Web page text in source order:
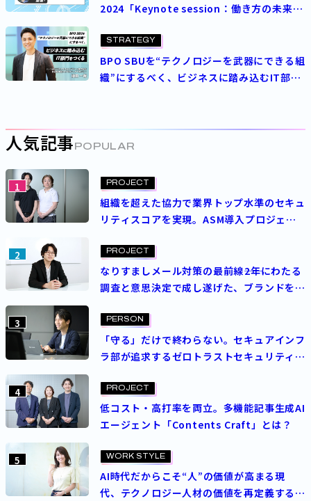
2024「Keynote session：働き方の未来を
STRATEGY
BPO SBUを“テクノロジーを武器にできる組
織”にするべく、ビジネスに踏み込むIT部門
人気記事 POPULAR
1 PROJECT
組織を超えた協力で業界トップ水準のセキュ
リティスコアを実現。ASM導入プロジェク
2 PROJECT
なりすましメール対策の最前線――2年にわたる
調査と意思決定で成し遂げた、ブランドを守
3 PERSON
「守る」だけで終わらない。セキュアインフ
ラ部が追求するゼロトラストセキュリティの
4 PROJECT
低コスト・高打率を両立。多機能記事生成AI
エージェント「Contents Craft」とは？
5 WORK STYLE
AI時代だからこそ“人”の価値が高まる現
代、テクノロジー人材の価値を再定義する